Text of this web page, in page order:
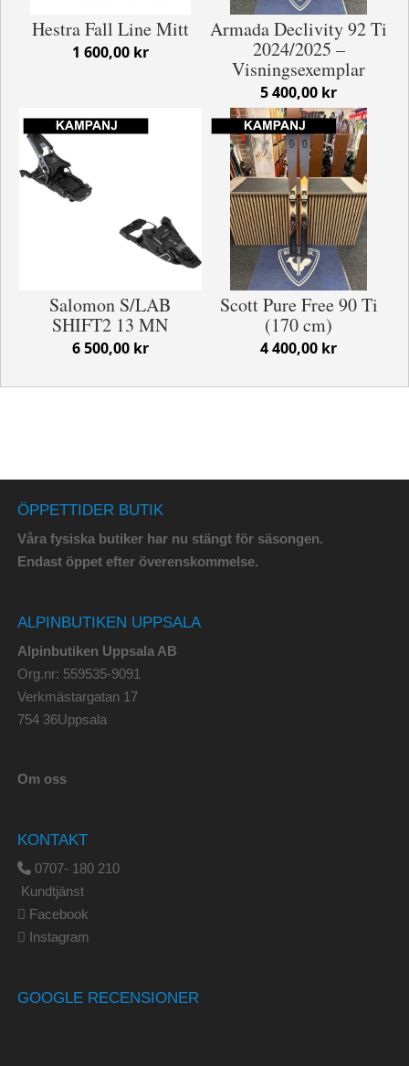
Hestra Fall Line Mitt
1 600,00 kr
Armada Declivity 92 Ti
2024/2025 –
Visningsexemplar
5 400,00 kr
Salomon S/LAB
SHIFT2 13 MN
6 500,00 kr
Scott Pure Free 90 Ti
(170 cm)
4 400,00 kr
ÖPPETTIDER BUTIK
Våra fysiska butiker har nu stängt för säsongen.
Endast öppet efter överenskommelse.
ALPINBUTIKEN UPPSALA
Alpinbutiken Uppsala AB
Org.nr: 559535-9091
Verkmästargatan 17
754 36Uppsala
Om oss
KONTAKT
0707- 180 210
Kundtjänst
Facebook
Instagram
GOOGLE RECENSIONER